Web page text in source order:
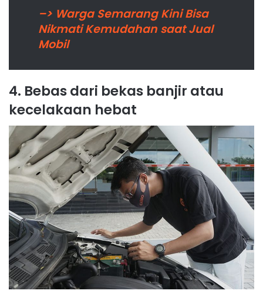
–> Warga Semarang Kini Bisa
Nikmati Kemudahan saat Jual
Mobil
4. Bebas dari bekas banjir atau
kecelakaan hebat